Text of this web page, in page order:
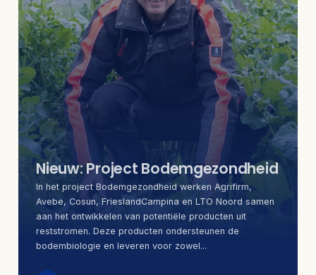
Nieuw: Project Bodemgezondheid
In het project Bodemgezondheid werken Agrifirm,
Avebe, Cosun, FrieslandCampina en LTO Noord samen
aan het ontwikkelen van potentiële producten uit
reststromen. Deze producten ondersteunen de
bodembiologie en leveren voor zowel...